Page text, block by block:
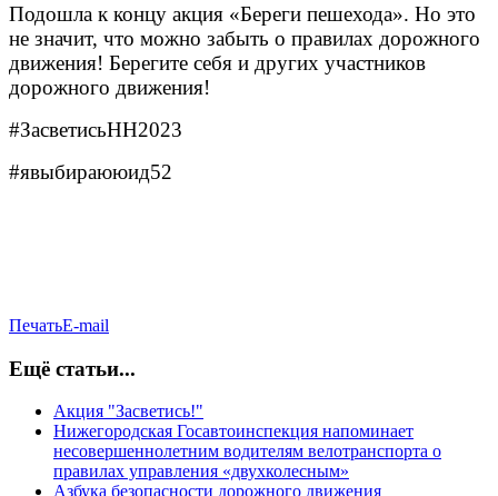
Подошла к концу акция «Береги пешехода». Но это
не значит, что можно забыть о правилах дорожного
движения! Берегите себя и других участников
дорожного движения!
#ЗасветисьНН2023
#явыбираююид52
ПечатьE-mail
Ещё статьи...
Акция "Засветись!"
Нижегородская Госавтоинспекция напоминает
несовершеннолетним водителям велотранспорта о
правилах управления «двухколесным»
Азбука безопасности дорожного движения